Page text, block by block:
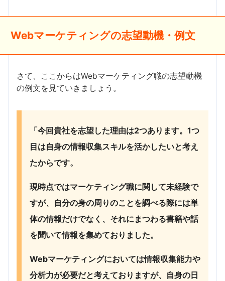
Webマーケティングの志望動機・例文
さて、ここからはWebマーケティング職の志望動機
の例文を見ていきましょう。
「今回貴社を志望した理由は2つあります。1つ
目は自身の情報収集スキルを活かしたいと考え
たからです。
現時点ではマーケティング職に関して未経験で
すが、自分の身の周りのことを調べる際には単
体の情報だけでなく、それにまつわる書籍や話
を聞いて情報を集めておりました。
Webマーケティングにおいては情報収集能力や
分析力が必要だと考えておりますが、自身の日